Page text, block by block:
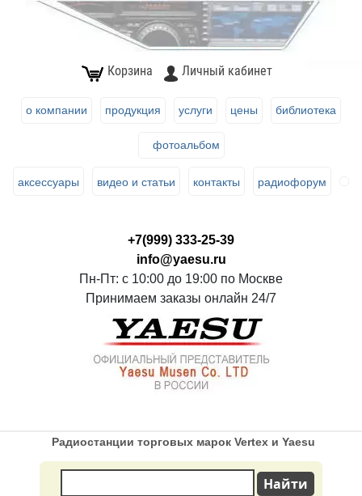
Корзина Личный кабинет
о компании продукция услуги цены библиотека
фотоальбом
аксессуары видео и статьи контакты радиофорум
+7(999) 333-25-39
info@yaesu.ru
Пн-Пт: с 10:00 до 19:00 по Москве
Принимаем заказы онлайн 24/7
Радиостанции торговых марок Vertex и Yaesu